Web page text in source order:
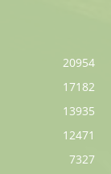
20954
17182
13935
12471
7327